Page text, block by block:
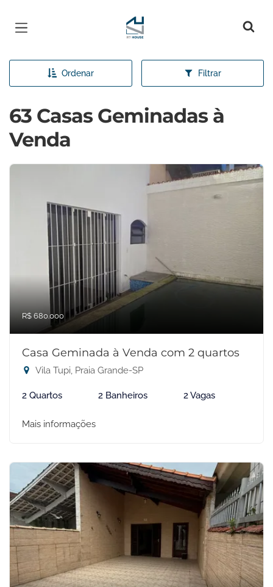
Página inicial
Ordenar Filtrar
63 Casas Geminadas à
Venda
R$ 680.000
Casa Geminada à Venda com 2 quartos
Vila Tupi, Praia Grande-SP
2 Quartos 2 Banheiros 2 Vagas
Mais informações